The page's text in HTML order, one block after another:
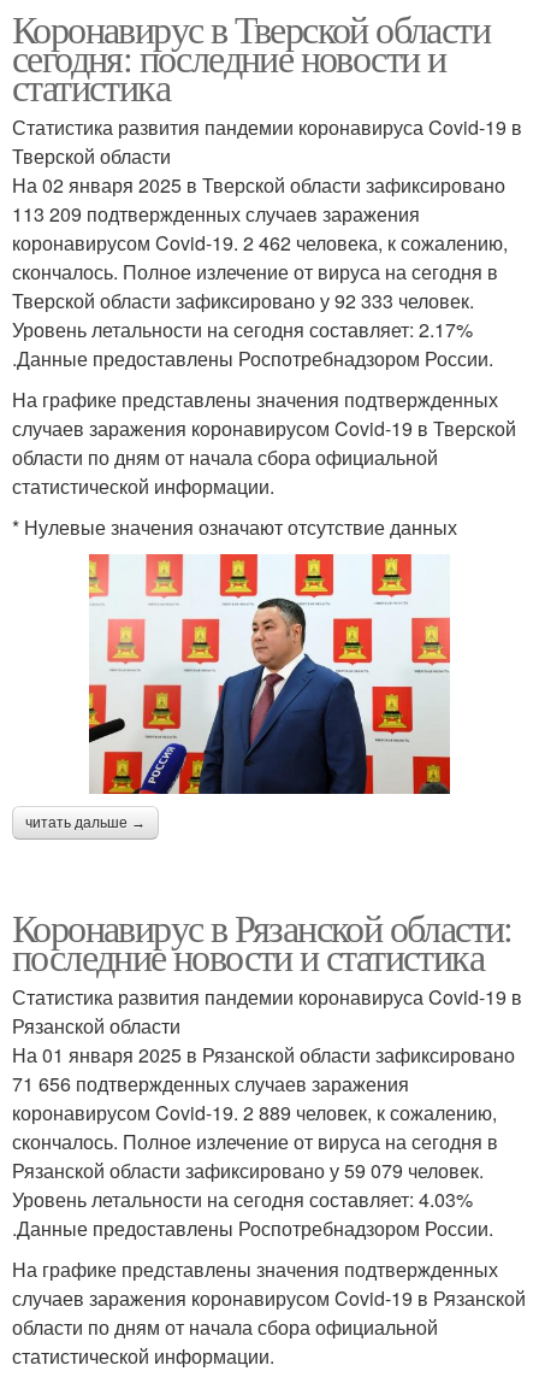
Коронавирус в Тверской области
сегодня: последние новости и
статистика
Статистика развития пандемии коронавируса Covid-19 в
Тверской области
На 02 января 2025 в Тверской области зафиксировано
113 209 подтвержденных случаев заражения
коронавирусом Covid-19. 2 462 человека, к сожалению,
скончалось. Полное излечение от вируса на сегодня в
Тверской области зафиксировано у 92 333 человек.
Уровень летальности на сегодня составляет: 2.17%
.Данные предоставлены Роспотребнадзором России.
На графике представлены значения подтвержденных
случаев заражения коронавирусом Covid-19 в Тверской
области по дням от начала сбора официальной
статистической информации.
* Нулевые значения означают отсутствие данных
читать дальше →
Коронавирус в Рязанской области:
последние новости и статистика
Статистика развития пандемии коронавируса Covid-19 в
Рязанской области
На 01 января 2025 в Рязанской области зафиксировано
71 656 подтвержденных случаев заражения
коронавирусом Covid-19. 2 889 человек, к сожалению,
скончалось. Полное излечение от вируса на сегодня в
Рязанской области зафиксировано у 59 079 человек.
Уровень летальности на сегодня составляет: 4.03%
.Данные предоставлены Роспотребнадзором России.
На графике представлены значения подтвержденных
случаев заражения коронавирусом Covid-19 в Рязанской
области по дням от начала сбора официальной
статистической информации.